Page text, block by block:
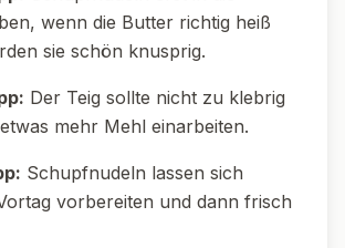
wenn die Butter richtig heiß
sie schön knusprig.
Der Teig sollte nicht zu klebrig
mehr Mehl einarbeiten.
Schupfnudeln lassen sich
vorbereiten und dann frisch